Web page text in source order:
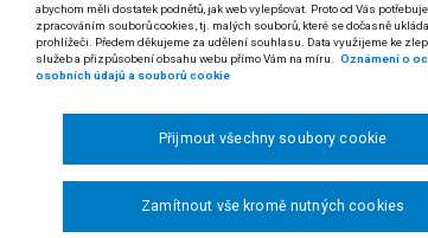
li v právním předpisu (zákonném opatření
10. 2016) pravidlo, kterým se určuje v případě směny
cena, není možné sjednanou cenu stanovit
V důsledku toho není možné při určení nabývací
hodnoty ve smyslu § 12 odst. 2 zákonného
hodnoty pouze cena zjištěná dle § 12 odst. 3
Krajského soudu v Ostravě ze dne 24. 5. 2018, čj. 22
Pavel L., b) Miluše L., c) Ondřej L., d) Blanka L. proti
abychom měli dostatek podnětů, jak web vylepšovat. Proto od Vás
zpracováním souborů cookies, tj. malých souborů, které se dočasně
prohlížeči. Předem děkujeme za udělení souhlasu. Data využijeme ke
služeb a přizpůsobení obsahu webu přímo Vám na míru.
Oznámení o
osobních údajů a souborů cookie
Zamítnout vše kromě nutných cookies
Přijmout všechny soubory cookie